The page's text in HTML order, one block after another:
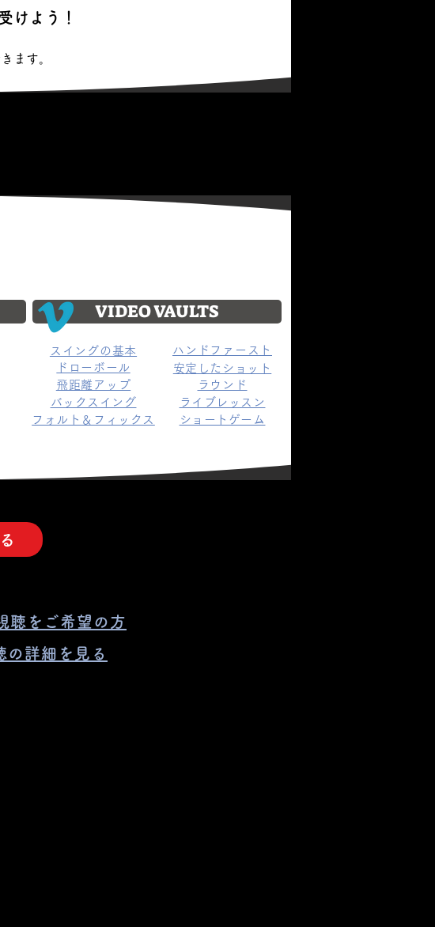
けよう！
ます。
VIDEO VAULTS
スイングの基本
ドローボール
飛距離アップ
バックスイング
フォルト＆フィックス
ハンドファースト
安定したショット
ラウンド
ライブレッスン
ショートゲーム
聴をご希望の方
詳細を見る